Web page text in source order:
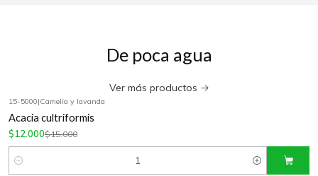
De poca agua
Ver más productos
15-5000|Camelia y lavanda
Acacia cultriformis
$12.000$15.000
Cantidad